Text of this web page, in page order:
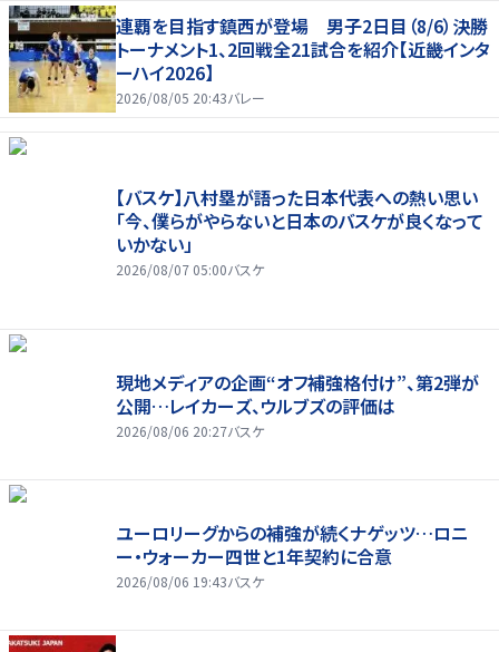
連覇を目指す鎮西が登場 男子2日目（8/6）決勝
トーナメント1、2回戦全21試合を紹介【近畿インタ
ーハイ2026】
2026/08/05 20:43バレー
【バスケ】八村塁が語った日本代表への熱い思い
「今、僕らがやらないと日本のバスケが良くなって
いかない」
2026/08/07 05:00バスケ
現地メディアの企画“オフ補強格付け”、第2弾が
公開…レイカーズ、ウルブズの評価は
2026/08/06 20:27バスケ
ユーロリーグからの補強が続くナゲッツ…ロニ
ー・ウォーカー四世と1年契約に合意
2026/08/06 19:43バスケ